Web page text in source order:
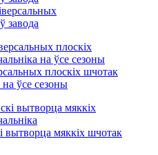
завода
плоскіх шчотак
ўсе сезоны
вытворца мяккіх шчотак